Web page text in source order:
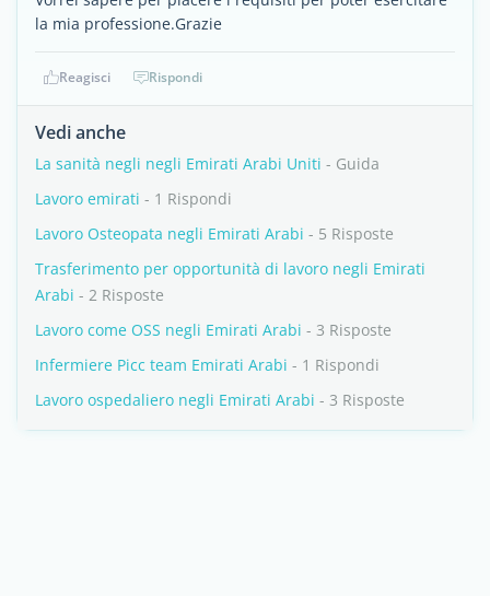
la mia professione.Grazie
Reagisci Rispondi
Vedi anche
La sanità negli negli Emirati Arabi Uniti - Guida
Lavoro emirati - 1 Rispondi
Lavoro Osteopata negli Emirati Arabi - 5 Risposte
Trasferimento per opportunità di lavoro negli Emirati
Arabi - 2 Risposte
Lavoro come OSS negli Emirati Arabi - 3 Risposte
Infermiere Picc team Emirati Arabi - 1 Rispondi
Lavoro ospedaliero negli Emirati Arabi - 3 Risposte